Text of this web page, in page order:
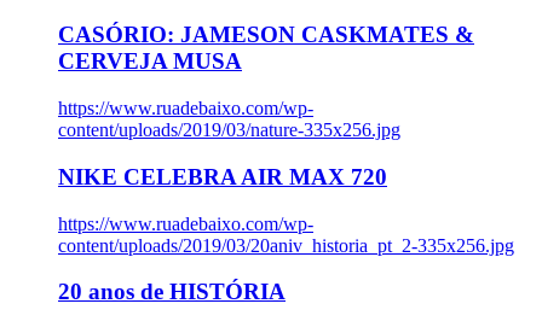
CASÓRIO: JAMESON CASKMATES &
CERVEJA MUSA
https://www.ruadebaixo.com/wp-
content/uploads/2019/03/nature-335x256.jpg
NIKE CELEBRA AIR MAX 720
https://www.ruadebaixo.com/wp-
content/uploads/2019/03/20aniv_historia_pt_2-335x256.jpg
20 anos de HISTÓRIA